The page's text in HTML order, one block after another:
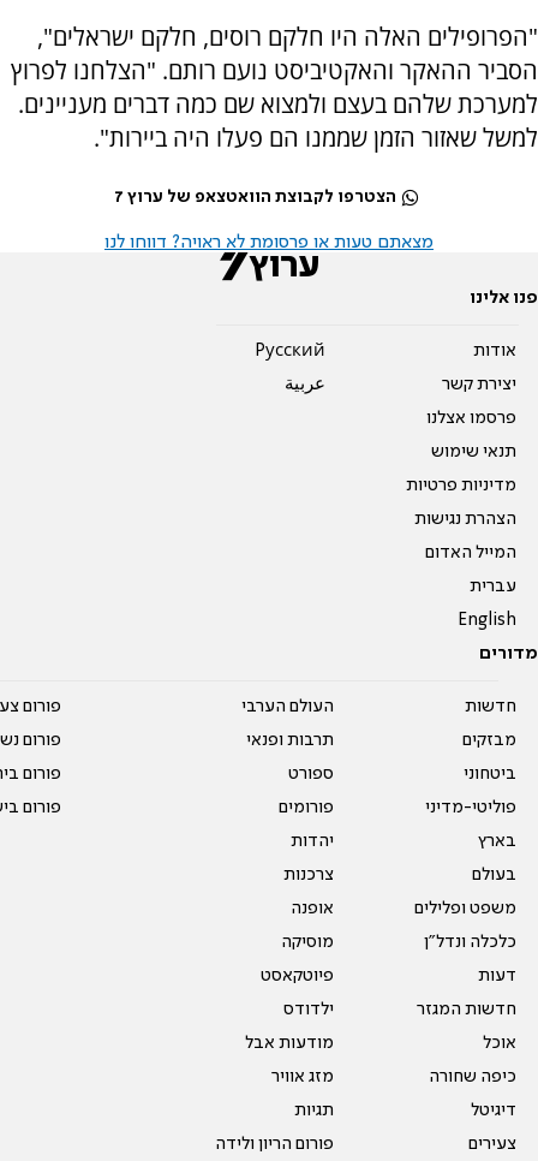
"הפרופילים האלה היו חלקם רוסים, חלקם ישראלים",
הסביר ההאקר והאקטיביסט נועם רותם. "הצלחנו לפרוץ
למערכת שלהם בעצם ולמצוא שם כמה דברים מעניינים.
למשל שאזור הזמן שממנו הם פעלו היה ביירות".
הצטרפו לקבוצת הוואטצאפ של ערוץ 7
מצאתם טעות או פרסומת לא ראויה? דווחו לנו
פנו אלינו
אודות
יצירת קשר
פרסמו אצלנו
תנאי שימוש
מדיניות פרטיות
הצהרת נגישות
המייל האדום
עברית
English
Pусский
عربية
מדורים
חדשות
מבזקים
ביטחוני
פוליטי-מדיני
בארץ
בעולם
משפט ופלילים
כלכלה ונדל"ן
דעות
חדשות המגזר
אוכל
כיפה שחורה
דיגיטל
צעירים
העולם הערבי
תרבות ופנאי
ספורט
פורומים
יהדות
צרכנות
אופנה
מוסיקה
פיוטקאסט
ילדודס
מודעות אבל
מזג אוויר
תגיות
פורום הריון ולידה
פורום
פורום
פורום
פורום